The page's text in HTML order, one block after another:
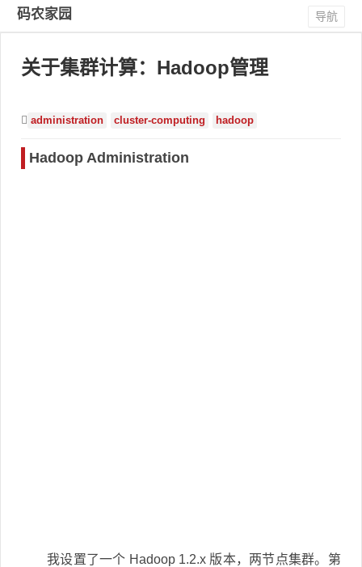
码农家园 导航
关于集群计算：Hadoop管理
administration cluster-computing hadoop
Hadoop Administration
我设置了一个 Hadoop 1.2.x 版本，两节点集群。第